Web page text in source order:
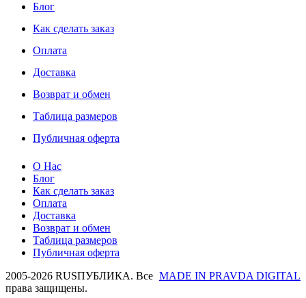
Блог
Как сделать заказ
Оплата
Доставка
Возврат и обмен
Таблица размеров
Публичная оферта
О Нас
Блог
Как сделать заказ
Оплата
Доставка
Возврат и обмен
Таблица размеров
Публичная оферта
MADE IN PRAVDA DIGITAL
2005-2026 RUSПУБЛИКА. Все
права защищены.